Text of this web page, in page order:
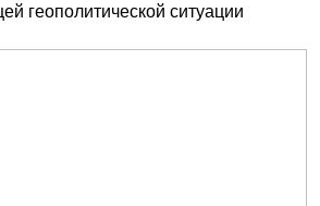
геополитической ситуации